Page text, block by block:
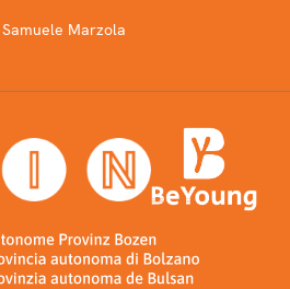
Samuele Marzola